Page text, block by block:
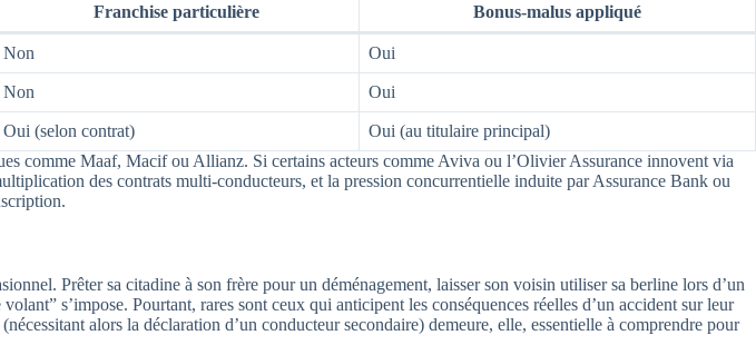
Franchise particulière Bonus-malus appliqué
Non Oui
Non Oui
Oui (selon contrat)
Oui (au titulaire principal)
comme Maaf, Macif ou Allianz. Si certains acteurs comme Aviva ou l’Olivier Assurance innovent via
des contrats multi-conducteurs, et la pression concurrentielle induite par Assurance Bank ou
Prêter sa citadine à son frère pour un déménagement, laisser son voisin utiliser sa berline lors d’un
s’impose. Pourtant, rares sont ceux qui anticipent les conséquences réelles d’un accident sur leur
alors la déclaration d’un conducteur secondaire) demeure, elle, essentielle à comprendre pour